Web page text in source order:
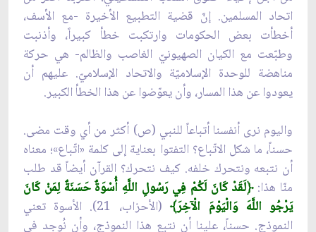
اتحاد المسلمين. إنّ قضية التطبيع الأخيرة -مع الأسف،
أخطأت بعض الحكومات وارتكبت خطأ كبيراً، وأذنبت
وطبّعت مع الكيان الصهيونيّ الغاصب والظالم- هي حركة
مناهضة للوحدة الإسلاميّة والاتحاد الإسلاميّ. عليهم أن
يعودوا عن هذا المسار، وأن يعوّضوا عن هذا الخطأ الكبير.
واليوم نرى أنفسنا أتباعاً للنبي (ص) أكثر من أي وقت مضى.
حسناً، ما شكل الاتّباع؟ التفتوا بعناية إلى كلمة «اتّباع»؛ معناه
أن نتبعه ونتحرك خلفه. كيف نتحرك؟ القرآن أيضاً قد طلب
منّا هذا:﴿لَقَدْ كَانَ لَكُمْ فِي رَسُولِ اللَّهِ أُسْوَةٌ حَسَنَةٌ لِمَنْ كَانَ
يَرْجُو اللَّهَ وَالْيَوْمَ الْآخِرَ﴾
(الأحزاب، 21). الأسوة تعني
النموذج. حسناً، علينا أن نتبع هذا النموذج، وأن نُوجد في